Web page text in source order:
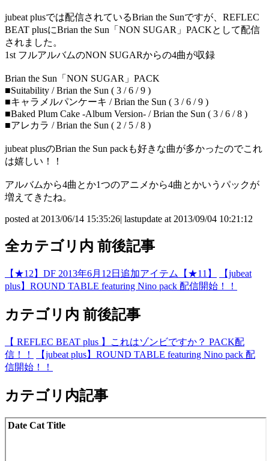
jubeat plusでは配信されているBrian the Sunですが、REFLEC
BEAT plusにBrian the Sun「NON SUGAR」PACKとして配信
されました。
1st フルアルバムのNON SUGARからの4曲が収録
Brian the Sun「NON SUGAR」PACK
■Suitability / Brian the Sun ( 3 / 6 / 9 )
■キャラメルパンケーキ / Brian the Sun ( 3 / 6 / 9 )
■Baked Plum Cake -Album Version- / Brian the Sun ( 3 / 6 / 8 )
■アレカラ / Brian the Sun ( 2 / 5 / 8 )
jubeat plusのBrian the Sun packも好きな曲が多かったのでこれ
は嬉しい！！
アルバムから4曲とか1つのアニメから4曲とかいうパックが
増えてきたね。
posted at 2013/06/14 15:35:26| lastupdate at 2013/09/04 10:21:12
全カテゴリ内 前後記事
【★12】DF 2013年6月12日追加アイテム【★11】
【jubeat
plus】ROUND TABLE featuring Nino pack 配信開始！！
カテゴリ内 前後記事
【 REFLEC BEAT plus 】これはゾンビですか？ PACK配
信！！
【jubeat plus】ROUND TABLE featuring Nino pack 配
信開始！！
カテゴリ内記事